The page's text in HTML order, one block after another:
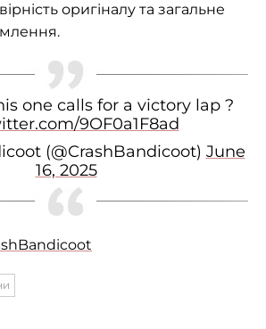
оригіналу та загальне
one calls for a victory lap ?
9OF0a1F8ad
(@CrashBandicoot) June
16, 2025